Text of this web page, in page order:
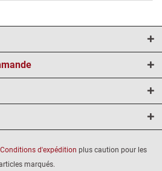
Conditions d'expédition plus caution pour les
marqués.